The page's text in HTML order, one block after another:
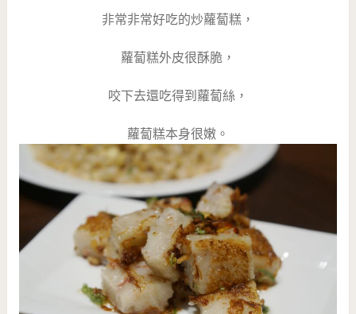
非常非常好吃的炒蘿蔔糕，
蘿蔔糕外皮很酥脆，
咬下去還吃得到蘿蔔絲，
蘿蔔糕本身很嫩。